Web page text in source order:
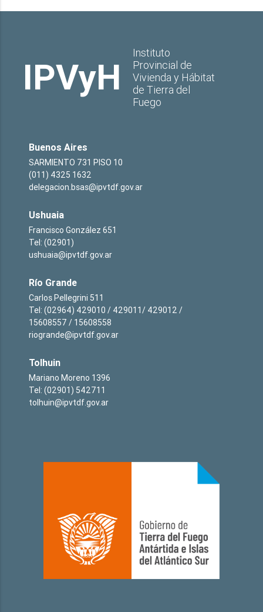
IPVyH
Instituto
Provincial de
Vivienda y Hábitat
de Tierra del
Fuego
Buenos Aires
SARMIENTO 731 PISO 10
(011) 4325 1632
delegacion.bsas@ipvtdf.gov.ar
Ushuaia
Francisco González 651
Tel: (02901)
ushuaia@ipvtdf.gov.ar
Río Grande
Carlos Pellegrini 511
Tel: (02964) 429010 / 429011/ 429012 /
15608557 / 15608558
riogrande@ipvtdf.gov.ar
Tolhuin
Mariano Moreno 1396
Tel: (02901) 542711
tolhuin@ipvtdf.gov.ar